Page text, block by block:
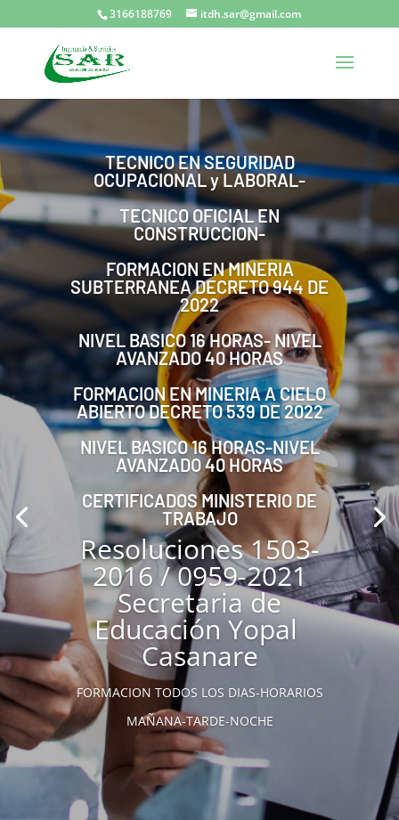
3166188769 itdh.sar@gmail.com
TECNICO EN SEGURIDAD
OCUPACIONAL y LABORAL-
TECNICO OFICIAL EN
CONSTRUCCION-
FORMACION EN MINERIA
SUBTERRANEA DECRETO 944 DE
2022
NIVEL BASICO 16 HORAS- NIVEL
AVANZADO 40 HORAS
FORMACION EN MINERIA A CIELO
ABIERTO DECRETO 539 DE 2022
NIVEL BASICO 16 HORAS-NIVEL
AVANZADO 40 HORAS
CERTIFICADOS MINISTERIO DE
TRABAJO
Resoluciones 1503-
2016 / 0959-2021
Secretaria de
Educación Yopal
Casanare
FORMACION TODOS LOS DIAS-HORARIOS
MAÑANA-TARDE-NOCHE